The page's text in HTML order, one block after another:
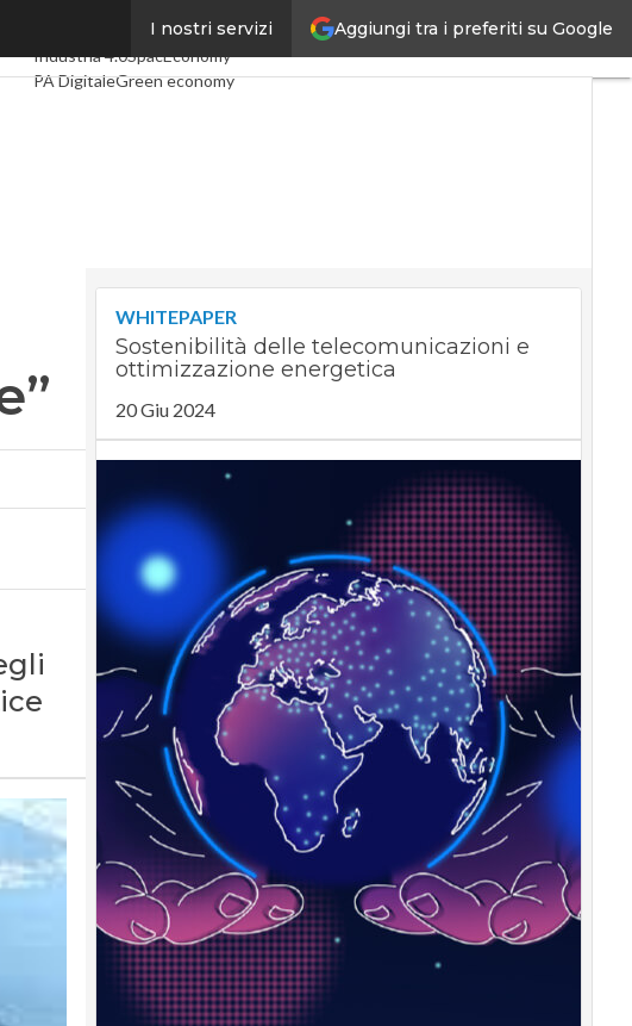
Aggiungi tra i preferiti su Google
I nostri servizi
Digital EconomyTelco
Industria 4.0SpacEconomy
PA DigitaleGreen economy
WHITEPAPER
Sostenibilità delle telecomunicazioni e
ottimizzazione energetica
20 Giu 2024